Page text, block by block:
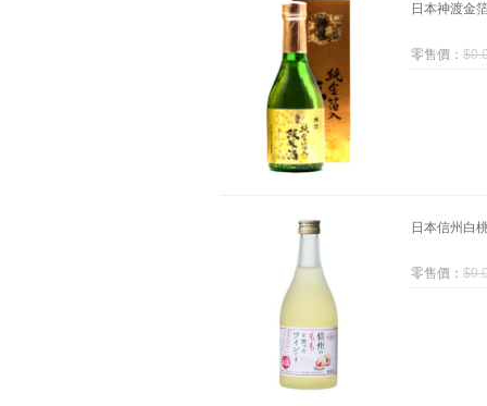
日本神渡金
零售價： $
日本信州白
零售價： $